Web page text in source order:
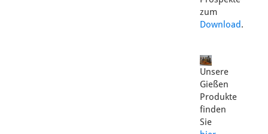
zum
Download.
Unsere
Gießen
Produkte
finden
Sie